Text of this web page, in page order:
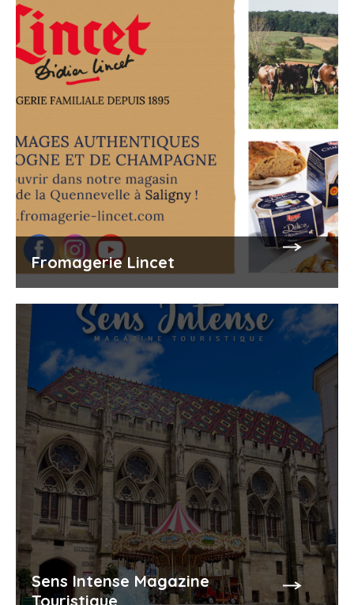
Fromagerie Lincet
Sens Intense Magazine
Touristique